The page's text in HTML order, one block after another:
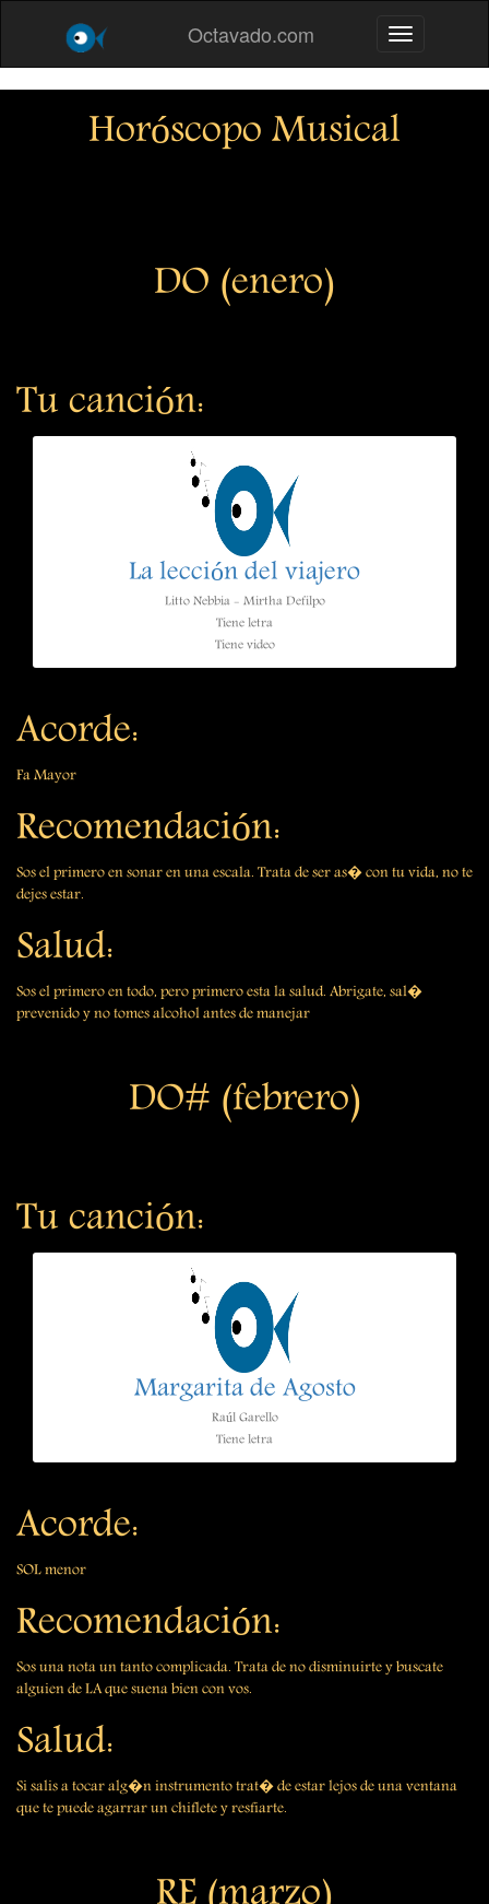
Octavado.com Toggle
Horóscopo Musical
DO (enero)
Tu canción:
La lección del viajero
Litto Nebbia - Mirtha Defilpo
Tiene letra
Tiene video
Acorde:
Fa Mayor
Recomendación:
Sos el primero en sonar en una escala. Trata de ser as� con tu vida, no te
dejes estar.
Salud:
Sos el primero en todo, pero primero esta la salud. Abrigate, sal�
prevenido y no tomes alcohol antes de manejar
DO# (febrero)
Tu canción:
Margarita de Agosto
Raúl Garello
Tiene letra
Acorde:
SOL menor
Recomendación:
Sos una nota un tanto complicada. Trata de no disminuirte y buscate
alguien de LA que suena bien con vos.
Salud:
Si salis a tocar alg�n instrumento trat� de estar lejos de una ventana
que te puede agarrar un chiflete y resfiarte.